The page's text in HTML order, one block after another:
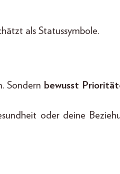
als Statussymbole.
Sondern bewusst
oder deine